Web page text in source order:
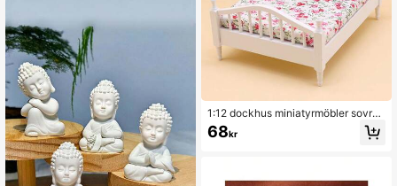
1:12 dockhus miniatyrmöbler sovru
m mikro scenmodell europeisk stil tr
ä tyg dubbelsäng sängbord lämplig
68kr